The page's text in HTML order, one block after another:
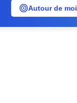
Autour de moi